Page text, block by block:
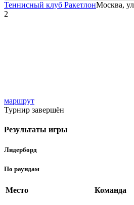
Теннисный клуб РакетлонМосква,
2
маршрут
Турнир завершён
Результаты игры
Лидерборд
По раундам
Место Команда